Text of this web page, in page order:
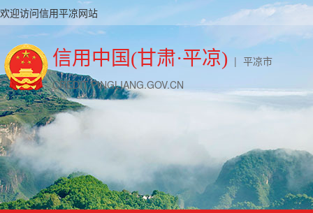
欢迎访问信用平凉网站
信用中国(甘肃·平凉) | 平凉市
CREDIT.PINGLIANG.GOV.CN